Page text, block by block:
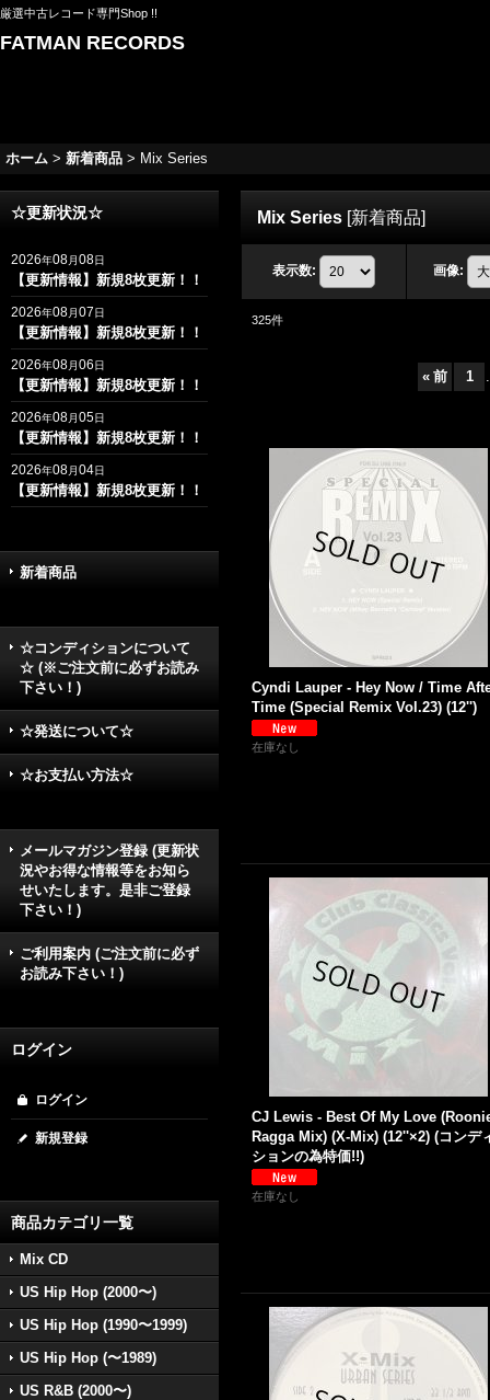
厳選中古レコード専門Shop !!
FATMAN RECORDS
ホーム > 新着商品 > Mix Series
☆更新状況☆
2026年08月08日
【更新情報】新規8枚更新！！
2026年08月07日
【更新情報】新規8枚更新！！
2026年08月06日
【更新情報】新規8枚更新！！
2026年08月05日
【更新情報】新規8枚更新！！
2026年08月04日
【更新情報】新規8枚更新！！
新着商品
☆コンディションについて
☆ (※ご注文前に必ずお読み
下さい！)
☆発送について☆
☆お支払い方法☆
メールマガジン登録 (更新状
況やお得な情報等をお知ら
せいたします。是非ご登録
下さい！)
ご利用案内 (ご注文前に必ず
お読み下さい！)
ログイン
ログイン
新規登録
商品カテゴリ一覧
Mix CD
US Hip Hop (2000〜)
US Hip Hop (1990〜1999)
US Hip Hop (〜1989)
US R&B (2000〜)
Mix Series [新着商品]
表示数: 画像:
325件
« 前 1
Cyndi Lauper - Hey Now / Time
Time (Special Remix Vol.23) (12'')
在庫なし
CJ Lewis - Best Of My Love
Ragga Mix) (X-Mix) (12''×2) (コンデ
ションの為特価!!)
在庫なし